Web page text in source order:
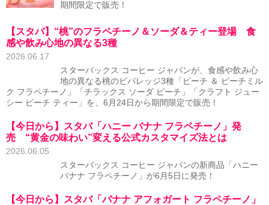
期間限定で販売！
【スタバ】“桃”のフラペチーノ＆ソーダ＆ティー登場 食
感や飲み心地の異なる3種
2026.06.17
スターバックス コーヒー ジャパンが、食感や飲み心
地の異なる桃のビバレッジ3種「ピーチ ＆ ピーチミル
ク フラペチーノ」「チラックス ソーダ ピーチ」「クラフト ジュー
シー ピーチ ティー」を、6月24日から期間限定で販売！
【今日から】スタバ「ハニー バナナ フラペチーノ」発
売 “黄金の味わい”変える公式カスタマイズ法とは
2026.06.05
スターバックス コーヒー ジャパンの新商品「ハニー
バナナ フラペチーノ」が6月5日に発売！
【今日から】スタバ「バナナ アフォガート フラペチーノ」